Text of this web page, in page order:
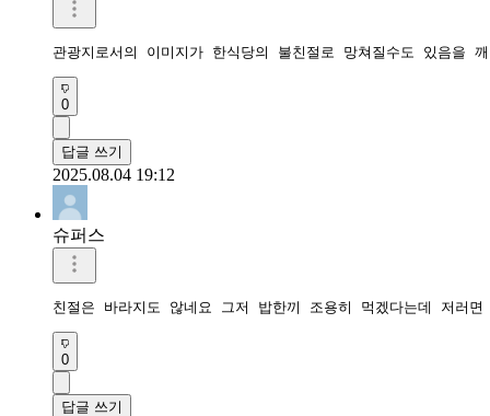
관광지로서의 이미지가 한식당의 불친절로 망쳐질수도 있음을
0
답글 쓰기
2025.08.04 19:12
슈퍼스
친절은 바라지도 않네요 그저 밥한끼 조용히 먹겠다는데 저러면
0
답글 쓰기